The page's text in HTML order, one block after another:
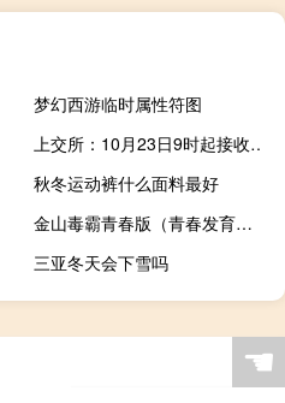
梦幻西游临时属性符图
上交所：10月23日9时起接收企业债券的受理申报
秋冬运动裤什么面料最好
金山毒霸青春版（青春发育期男生）
三亚冬天会下雪吗
☚